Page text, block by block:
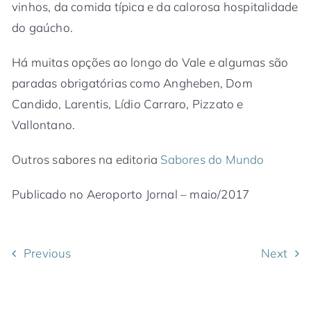
vinhos, da comida típica e da calorosa hospitalidade
do gaúcho.
Há muitas opções ao longo do Vale e algumas são
paradas obrigatórias como Angheben, Dom
Candido, Larentis, Lídio Carraro, Pizzato e
Vallontano.
Outros sabores na editoria Sabores do Mundo
Publicado no Aeroporto Jornal – maio/2017
Previous Next